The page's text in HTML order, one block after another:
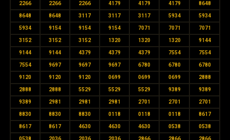
2266 2266 2266 4179 4179 4179 8648
8648 8648 3117 3117 3117 5934 5934
5934 9154 9154 9154 7071 7071 7071
3152 3152 3152 1320 1320 1320 9144
9144 9144 4379 4379 4379 7554 7554
7554 9697 9697 9697 6780 6780 6780
9120 9120 9120 0699 0699 0699 2888
2888 2888 5529 5529 5529 9389 9389
9389 2981 2981 2981 2701 2701 2701
8830 8830 8830 0118 0118 0118 8617
8617 8617 4630 4630 4630 0538 0538
0538 2036 2036 2036 2866 2866 2866